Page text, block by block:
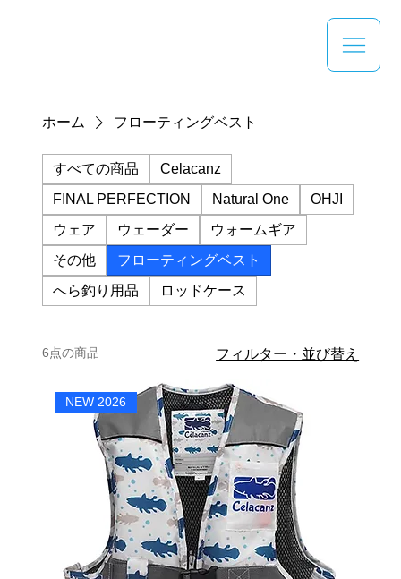
ホーム フローティングベスト
すべての商品
Celacanz
FINAL PERFECTION
Natural One
OHJI
ウェア
ウェーダー
ウォームギア
その他
フローティングベスト
へら釣り用品
ロッドケース
6点の商品 フィルター・並び替え
NEW 2026